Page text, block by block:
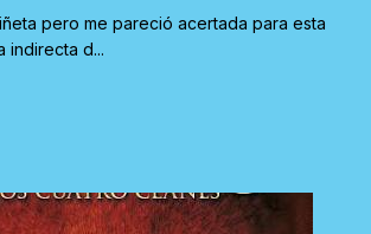
pero me pareció acertada para esta
indirecta d...